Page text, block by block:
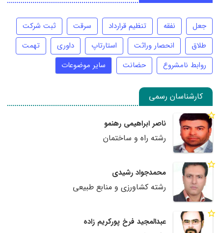
جعل نفقه تنظیم قرارداد سرقت
ثبت شرکت
طلاق
انحصار وراثت استارتاپ داوری
تهمت
روابط نامشروع
حضانت سایر موضوعات
کارشناسان رسمی
ناصر ابراهیمی رهنمو
رشته راه و ساختمان
محمدجواد رشیدی
رشته کشاورزی و منابع طبیعی
عبدالمجید فرخ پورکریم زاده